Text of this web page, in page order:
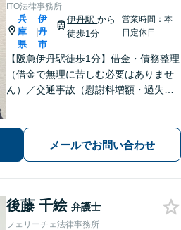
ITO法律事務所
兵
庫
県
|
伊
丹
市
伊丹駅から
徒歩1分
営業時間：本
日定休日
【阪急伊丹駅徒歩1分】借金・債務整理
（借金で無理に苦しむ必要はありませ
ん）／交通事故（慰謝料増額・過失割
／刑事事件（被害者側も対応）／相続
／離婚問題など。まずはお気軽にご相
メールでお問い合わせ
後藤 千絵 弁護士
フェリーチェ法律事務所